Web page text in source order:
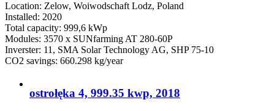
Location: Zelow, Woiwodschaft Lodz, Poland
Installed: 2020
Total capacity: 999,6 kWp
Modules: 3570 x SUNfarming AT 280-60P
Inverster: 11, SMA Solar Technology AG, SHP 75-10
CO2 savings: 660.298 kg/year
ostrołęka 4, 999.35 kwp, 2018